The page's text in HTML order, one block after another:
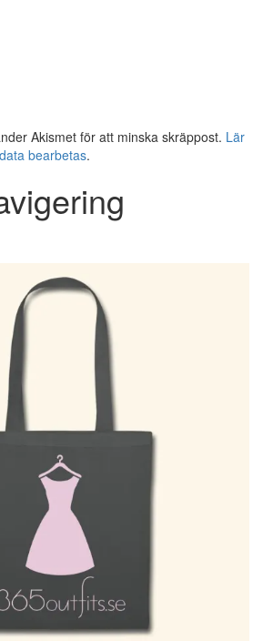
Akismet för att minska skräppost. Lär
bearbetas.